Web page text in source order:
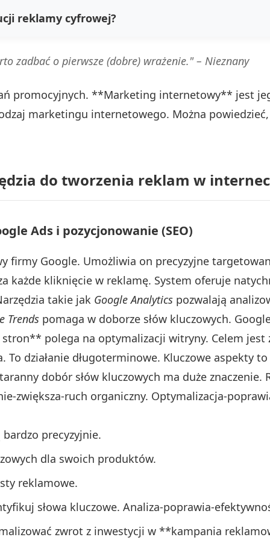
reklamy cyfrowej?
zadbać o pierwsze (dobre) wrażenie." – Nieznany
promocyjnych. **Marketing internetowy** jest
marketingu internetowego. Można
do tworzenia reklam w
Ads i pozycjonowanie (SEO)
Google. Umożliwia on precyzyjne
każde kliknięcie w reklamę. System oferuje
takie jak Google Analytics pozwalają
Trends pomaga w doborze słów kluczowych.
polega na optymalizacji witryny. Celem jest
To działanie długoterminowe. Kluczowe aspekty
dobór słów kluczowych ma duże
zwiększa-ruch organiczny. Optymalizacja-
precyzyjnie.
dla swoich produktów.
reklamowe.
słowa kluczowe. Analiza-poprawia-
zwrot z inwestycji w **kampania